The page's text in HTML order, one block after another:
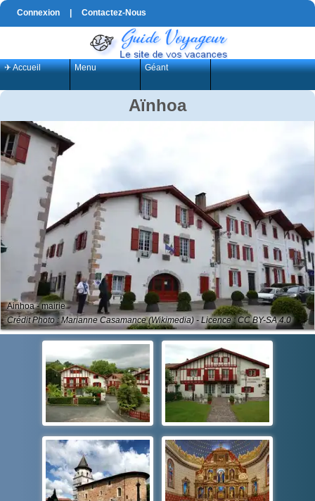
Connexion Contactez-Nous
✈ Accueil Menu Géant
Aïnhoa
Ainhoa - mairie
Crédit Photo : Marianne Casamance (Wikimedia) - Licence : CC BY-SA 4.0